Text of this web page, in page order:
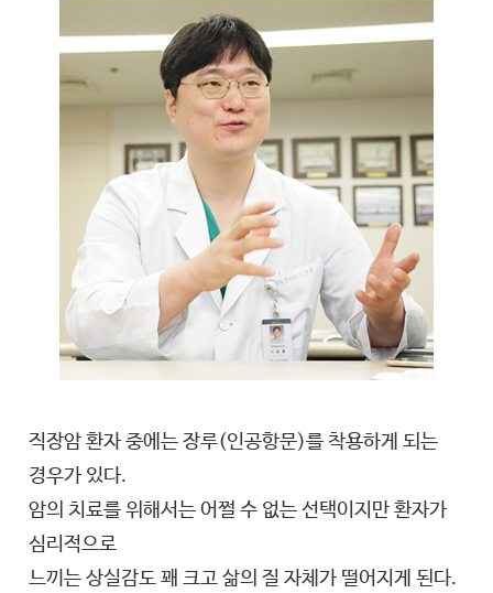
직장암 환자 중에는 장루(인공항문)를 착용하게 되는
경우가 있다.
암의 치료를 위해서는 어쩔 수 없는 선택이지만 환자가
심리적으로
느끼는 상실감도 꽤 크고 삶의 질 자체가 떨어지게 된다.